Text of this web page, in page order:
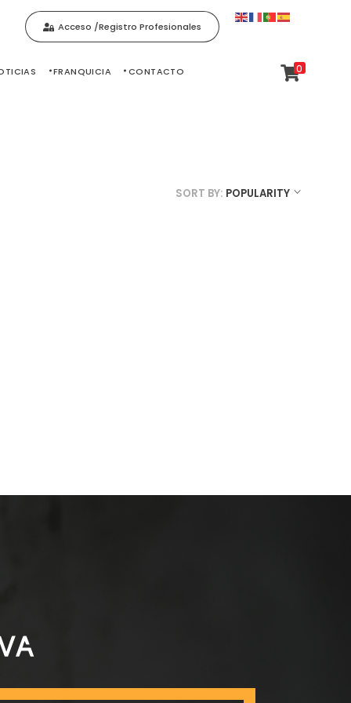
Acceso /Registro Profesionales
FRANQUICIA CONTACTO 0
SORT BY: POPULARITY